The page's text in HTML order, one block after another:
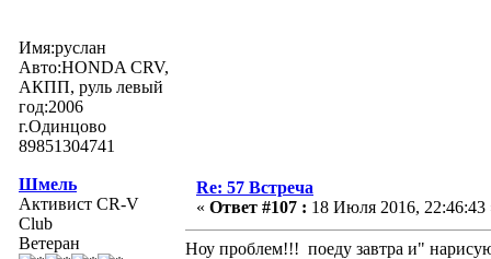
Имя:руслан
Авто:HONDA CRV,
АКПП, руль левый
год:2006
г.Одинцово
89851304741
Шмель
Активист CR-V
Club
Ветеран
Re: 57 Встреча
« Ответ #107 : 18 Июля 2016, 22:46:43
Ноу проблем!!! поеду завтра и"